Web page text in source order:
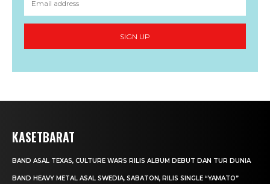
SIGN UP
KASETBARAT
BAND ASAL TEXAS, CULTURE WARS RILIS ALBUM DEBUT DAN TUR DUNIA
BAND HEAVY METAL ASAL SWEDIA, SABATON, RILIS SINGLE “YAMATO”